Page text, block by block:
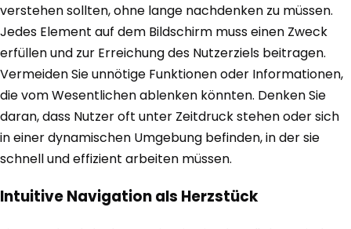
verstehen sollten, ohne lange nachdenken zu müssen.
Jedes Element auf dem Bildschirm muss einen Zweck
erfüllen und zur Erreichung des Nutzerziels beitragen.
Vermeiden Sie unnötige Funktionen oder Informationen,
die vom Wesentlichen ablenken könnten. Denken Sie
daran, dass Nutzer oft unter Zeitdruck stehen oder sich
in einer dynamischen Umgebung befinden, in der sie
schnell und effizient arbeiten müssen.
Intuitive Navigation als Herzstück